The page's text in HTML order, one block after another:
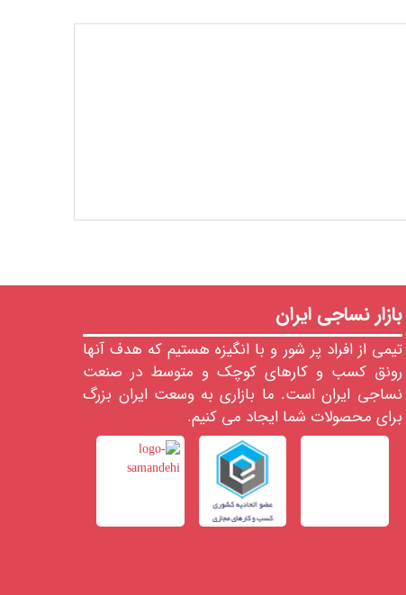
بازار نساجی ایران
تیمی از افراد پر شور و با انگیزه هستیم که هدف آنها
رونق کسب و کارهای کوچک و متوسط در صنعت
نساجی ایران است. ما بازاری به وسعت ایران بزرگ
برای محصولات شما ایجاد می کنیم.